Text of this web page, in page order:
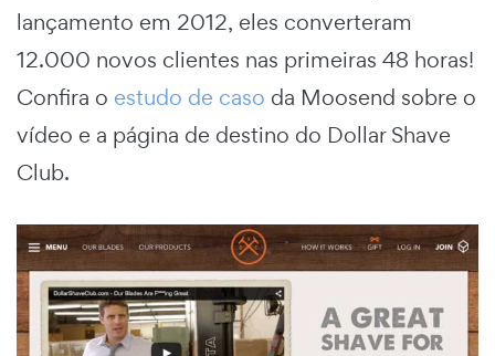
lançamento em 2012, eles converteram
12.000 novos clientes nas primeiras 48 horas!
Confira o estudo de caso da Moosend sobre o
vídeo e a página de destino do Dollar Shave
Club.